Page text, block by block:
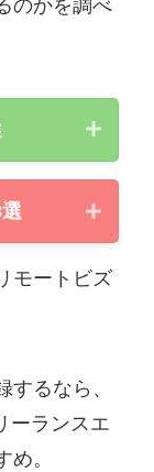
のかを調べ
選びたい
つり稼ぎ
い
りたい
モートビズ
するなら、
ーランスエ
。